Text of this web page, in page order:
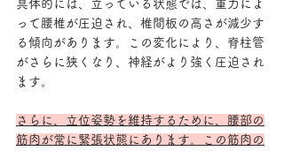
具体的には、立っている状態では、重力によ
って腰椎が圧迫され、椎間板の高さが減少す
る傾向があります。この変化により、脊柱管
がさらに狭くなり、神経がより強く圧迫され
ます。
さらに、立位姿勢を維持するために、腰部の
筋肉が常に緊張状態にあります。この筋肉の